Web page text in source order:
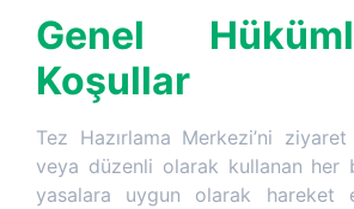
Genel
Koşullar
Tez Hazırlama Merkezi’ni
veya düzenli olarak kullanan her
yasalara uygun olarak hareket